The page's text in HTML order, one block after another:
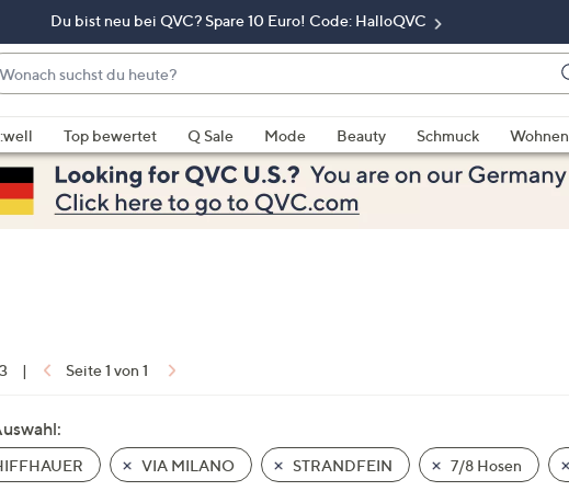
Du bist neu bei QVC? Spare 10 Euro! Code: HalloQVC
Top bewertet Q Sale Mode Beauty Schmuck Wohnen
| Seite 1 von 1
VIA MILANO STRANDFEIN 7/8 Hosen